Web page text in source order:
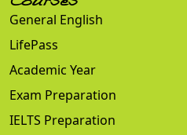
General English
LifePass
Academic Year
Exam Preparation
IELTS Preparation